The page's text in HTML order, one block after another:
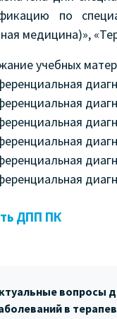
по
медицина)»,
учебных
ДПП ПК
вопросы
в